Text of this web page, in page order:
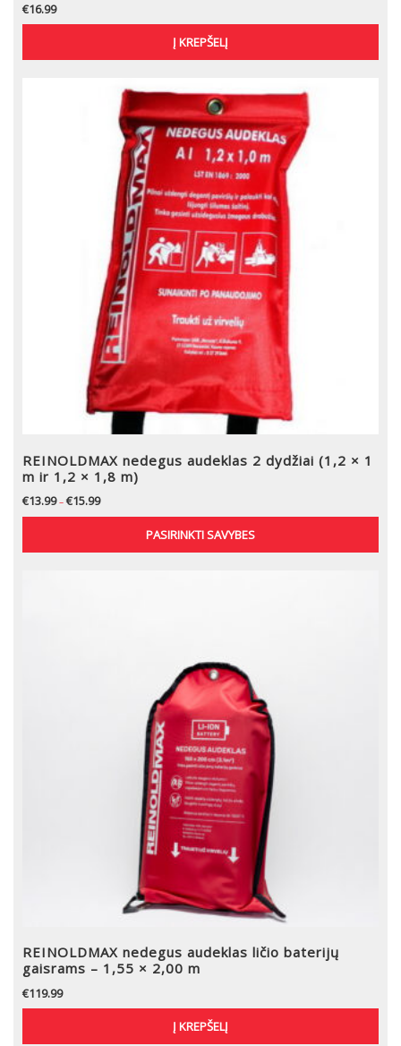
€16.99
Į KREPŠELĮ
REINOLDMAX nedegus audeklas 2 dydžiai (1,2 × 1
m ir 1,2 × 1,8 m)
€13.99– €15.99
PASIRINKTI SAVYBES
REINOLDMAX nedegus audeklas ličio baterijų
gaisrams – 1,55 × 2,00 m
€119.99
Į KREPŠELĮ